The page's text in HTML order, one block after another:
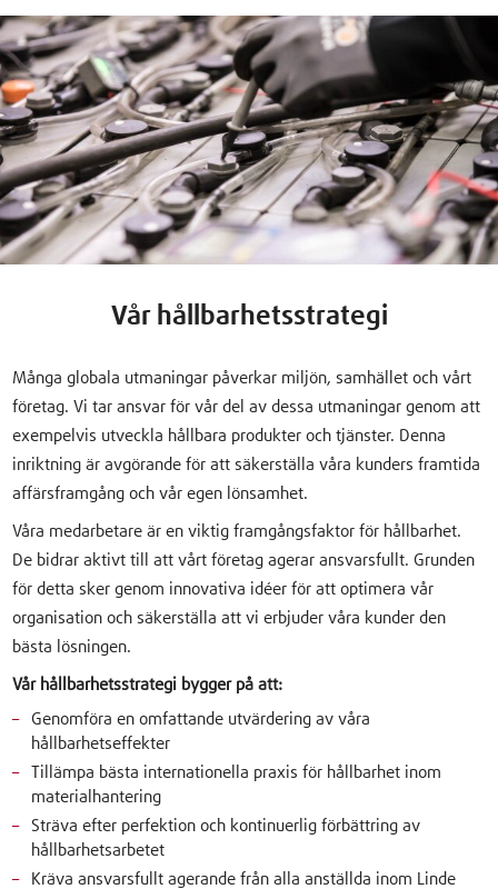
Vår hållbarhetsstrategi
Många globala utmaningar påverkar miljön, samhället och vårt
företag. Vi tar ansvar för vår del av dessa utmaningar genom att
exempelvis utveckla hållbara produkter och tjänster. Denna
inriktning är avgörande för att säkerställa våra kunders framtida
affärsframgång och vår egen lönsamhet.
Våra medarbetare är en viktig framgångsfaktor för hållbarhet.
De bidrar aktivt till att vårt företag agerar ansvarsfullt. Grunden
för detta sker genom innovativa idéer för att optimera vår
organisation och säkerställa att vi erbjuder våra kunder den
bästa lösningen.
Vår hållbarhetsstrategi bygger på att:
Genomföra en omfattande utvärdering av våra
hållbarhetseffekter
Tillämpa bästa internationella praxis för hållbarhet inom
materialhantering
Sträva efter perfektion och kontinuerlig förbättring av
hållbarhetsarbetet
Kräva ansvarsfullt agerande från alla anställda inom Linde